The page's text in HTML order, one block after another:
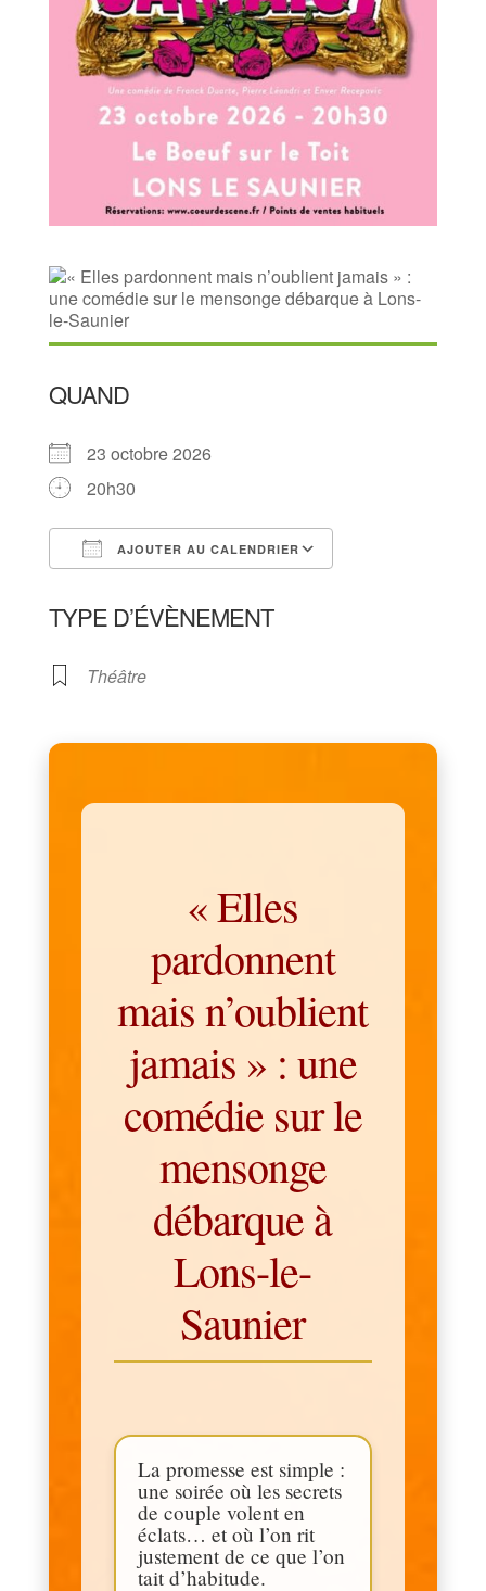
QUAND
23 octobre 2026
20h30
AJOUTER AU CALENDRIER
TYPE D’ÉVÈNEMENT
Théâtre
« Elles
pardonnent
mais n’oublient
jamais » : une
comédie sur le
mensonge
débarque à
Lons-le-
Saunier
La promesse est simple :
une soirée où les secrets
de couple volent en
éclats… et où l’on rit
justement de ce que l’on
tait d’habitude.